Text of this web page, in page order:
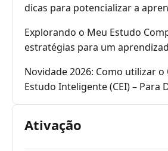
dicas para potencializar a
Explorando o Meu Estudo
estratégias para um
Novidade 2026: Como utilizar o
Estudo Inteligente (CEI) – Para
Ativação